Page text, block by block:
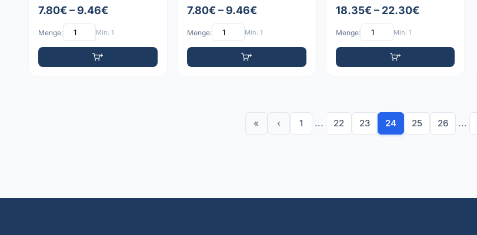
7.80€ – 9.46€
Menge: Min: 1
7.80€ – 9.46€
Menge: Min: 1
18.35€ – 22.30€
Menge: Min: 1
« ‹ 1 ... 22 23 24 25 26 ...